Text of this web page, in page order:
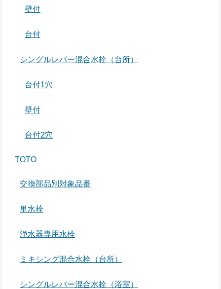
壁付
台付
シングルレバー混合水栓（台所）
台付1穴
壁付
台付2穴
TOTO
交換部品別対象品番
単水栓
浄水器専用水栓
ミキシング混合水栓（台所）
シングルレバー混合水栓（浴室）